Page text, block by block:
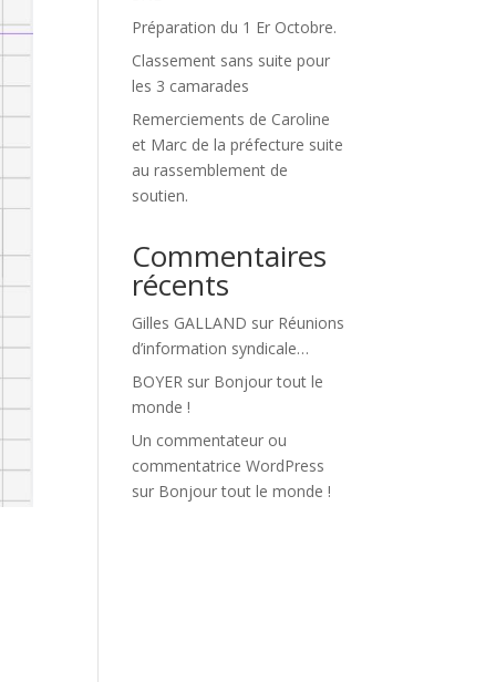
Préparation du 1 Er Octobre.
Classement sans suite pour
les 3 camarades
Remerciements de Caroline
et Marc de la préfecture suite
au rassemblement de
soutien.
Commentaires
récents
Gilles GALLAND sur Réunions
d’information syndicale…
BOYER sur Bonjour tout le
monde !
Un commentateur ou
commentatrice WordPress
sur Bonjour tout le monde !